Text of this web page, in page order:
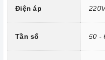
Trang bị 9 dải công suất
Điện áp
Tần số 50 -